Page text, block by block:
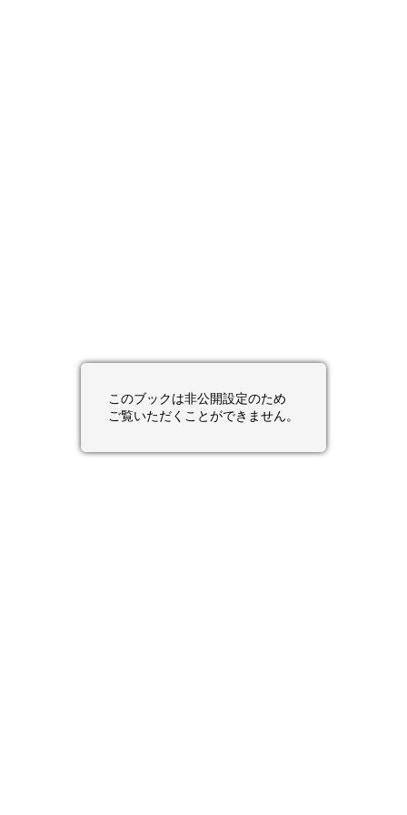
このブックは非公開設定のため
ご覧いただくことができません。